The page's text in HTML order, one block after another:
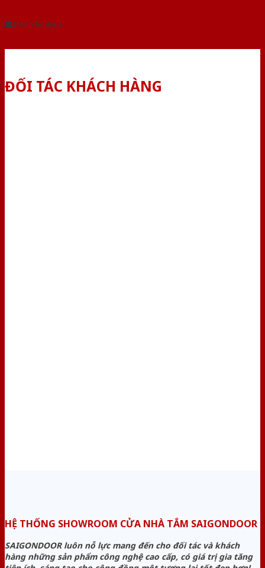
Dành cho đại lý
ĐỐI TÁC KHÁCH HÀNG
HỆ THỐNG SHOWROOM CỬA NHÀ TẮM SAIGONDOOR
SAIGONDOOR luôn nỗ lực mang đến cho đối tác và khách
hàng những sản phẩm công nghệ cao cấp, có giá trị gia tăng